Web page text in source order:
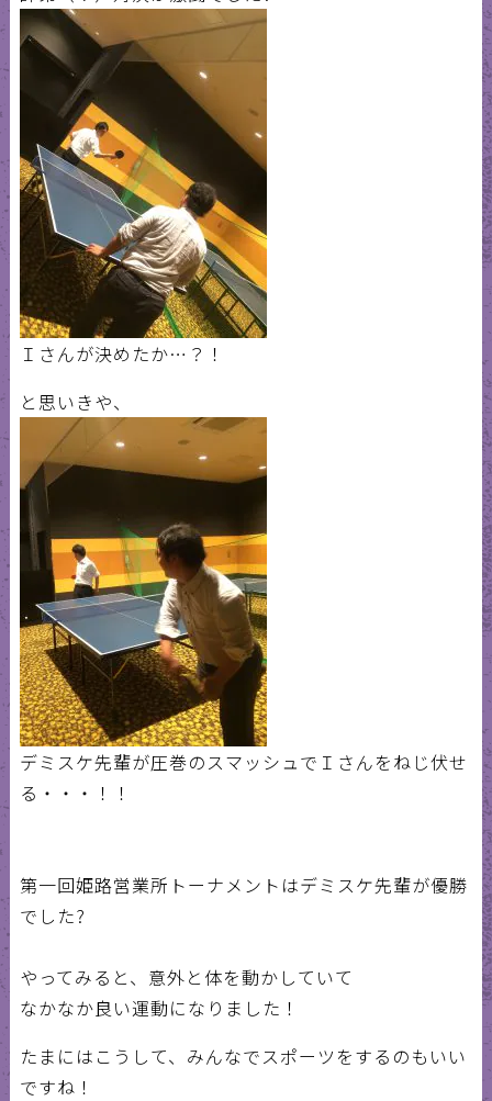
Ｉさんが決めたか…？！
と思いきや、
デミスケ先輩が圧巻のスマッシュでＩさんをねじ伏せ
る・・・！！
第一回姫路営業所トーナメントはデミスケ先輩が優勝
でした?
やってみると、意外と体を動かしていて
なかなか良い運動になりました！
たまにはこうして、みんなでスポーツをするのもいい
ですね！